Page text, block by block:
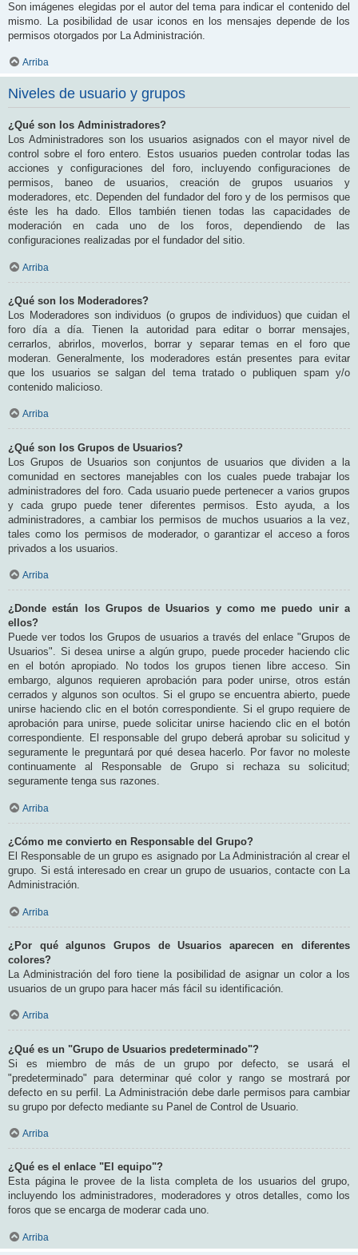
Son imágenes elegidas por el autor del tema para indicar el contenido del
mismo. La posibilidad de usar iconos en los mensajes depende de los
permisos otorgados por La Administración.
Arriba
Niveles de usuario y grupos
¿Qué son los Administradores?
Los Administradores son los usuarios asignados con el mayor nivel de
control sobre el foro entero. Estos usuarios pueden controlar todas las
acciones y configuraciones del foro, incluyendo configuraciones de
permisos, baneo de usuarios, creación de grupos usuarios y
moderadores, etc. Dependen del fundador del foro y de los permisos que
éste les ha dado. Ellos también tienen todas las capacidades de
moderación en cada uno de los foros, dependiendo de las
configuraciones realizadas por el fundador del sitio.
Arriba
¿Qué son los Moderadores?
Los Moderadores son individuos (o grupos de individuos) que cuidan el
foro día a día. Tienen la autoridad para editar o borrar mensajes,
cerrarlos, abrirlos, moverlos, borrar y separar temas en el foro que
moderan. Generalmente, los moderadores están presentes para evitar
que los usuarios se salgan del tema tratado o publiquen spam y/o
contenido malicioso.
Arriba
¿Qué son los Grupos de Usuarios?
Los Grupos de Usuarios son conjuntos de usuarios que dividen a la
comunidad en sectores manejables con los cuales puede trabajar los
administradores del foro. Cada usuario puede pertenecer a varios grupos
y cada grupo puede tener diferentes permisos. Esto ayuda, a los
administradores, a cambiar los permisos de muchos usuarios a la vez,
tales como los permisos de moderador, o garantizar el acceso a foros
privados a los usuarios.
Arriba
¿Donde están los Grupos de Usuarios y como me puedo unir a
ellos?
Puede ver todos los Grupos de usuarios a través del enlace "Grupos de
Usuarios". Si desea unirse a algún grupo, puede proceder haciendo clic
en el botón apropiado. No todos los grupos tienen libre acceso. Sin
embargo, algunos requieren aprobación para poder unirse, otros están
cerrados y algunos son ocultos. Si el grupo se encuentra abierto, puede
unirse haciendo clic en el botón correspondiente. Si el grupo requiere de
aprobación para unirse, puede solicitar unirse haciendo clic en el botón
correspondiente. El responsable del grupo deberá aprobar su solicitud y
seguramente le preguntará por qué desea hacerlo. Por favor no moleste
continuamente al Responsable de Grupo si rechaza su solicitud;
seguramente tenga sus razones.
Arriba
¿Cómo me convierto en Responsable del Grupo?
El Responsable de un grupo es asignado por La Administración al crear el
grupo. Si está interesado en crear un grupo de usuarios, contacte con La
Administración.
Arriba
¿Por qué algunos Grupos de Usuarios aparecen en diferentes
colores?
La Administración del foro tiene la posibilidad de asignar un color a los
usuarios de un grupo para hacer más fácil su identificación.
Arriba
¿Qué es un "Grupo de Usuarios predeterminado"?
Si es miembro de más de un grupo por defecto, se usará el
"predeterminado" para determinar qué color y rango se mostrará por
defecto en su perfil. La Administración debe darle permisos para cambiar
su grupo por defecto mediante su Panel de Control de Usuario.
Arriba
¿Qué es el enlace "El equipo"?
Esta página le provee de la lista completa de los usuarios del grupo,
incluyendo los administradores, moderadores y otros detalles, como los
foros que se encarga de moderar cada uno.
Arriba